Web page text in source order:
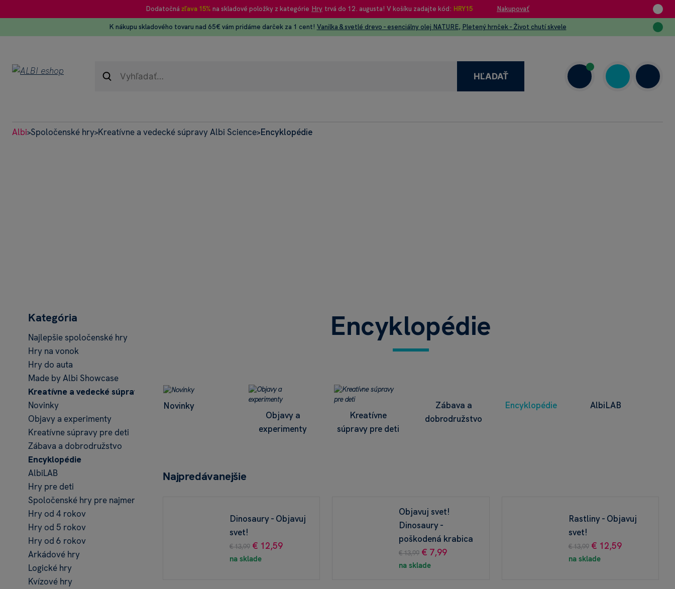
Dodatočná zľava 15% na skladové položky z kategórie Hry trvá do 12. augusta! V košíku zadajte kód: HRY15 Nakupovať
K nákupu skladového tovaru nad 65€ vám pridáme darček za 1 cent! Vanilka & svetlé drevo - esenciálny olej NATURE, Pletený hrnček - Život chutí skvele
HĽADAŤ
Albi>Spoločenské hry>Kreatívne a vedecké súpravy Albi Science>Encyklopédie
Kategória
Najlepšie spoločenské hry
Hry na vonok
Hry do auta
Made by Albi Showcase
Kreatívne a vedecké súpravy Albi Science
Novinky
Objavy a experimenty
Kreatívne súpravy pre deti
Zábava a dobrodružstvo
Encyklopédie
AlbiLAB
Hry pre deti
Spoločenské hry pre najmenšie deti
Hry od 4 rokov
Hry od 5 rokov
Hry od 6 rokov
Arkádové hry
Logické hry
Kvízové hry
Encyklopédie
Novinky
Objavy a
experimenty
Kreatívne
súpravy pre deti
Zábava a
dobrodružstvo
Encyklopédie AlbiLAB
Najpredávanejšie
Dinosaury - Objavuj
svet!
na sklade
€ 13,99 € 12,59
Objavuj svet!
Dinosaury -
poškodená krabica
na sklade
€ 13,99 € 7,99
Rastliny - Objavuj
svet!
na sklade
€ 13,99 € 12,59